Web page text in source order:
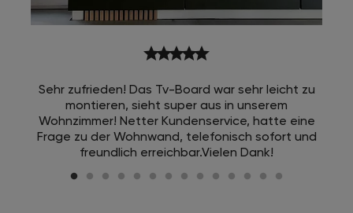
starstarstarstarstar
Sehr zufrieden! Das Tv-Board war sehr leicht zu
montieren, sieht super aus in unserem
Wohnzimmer! Netter Kundenservice, hatte eine
Frage zu der Wohnwand, telefonisch sofort und
freundlich erreichbar.Vielen Dank!